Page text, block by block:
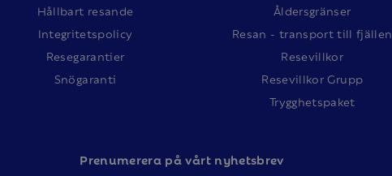
Hållbart resande
Integritetspolicy
Resegarantier
Snögaranti
Åldersgränser
Resan - transport till fjällen
Resevillkor
Resevillkor Grupp
Trygghetspaket
Prenumerera på vårt nyhetsbrev